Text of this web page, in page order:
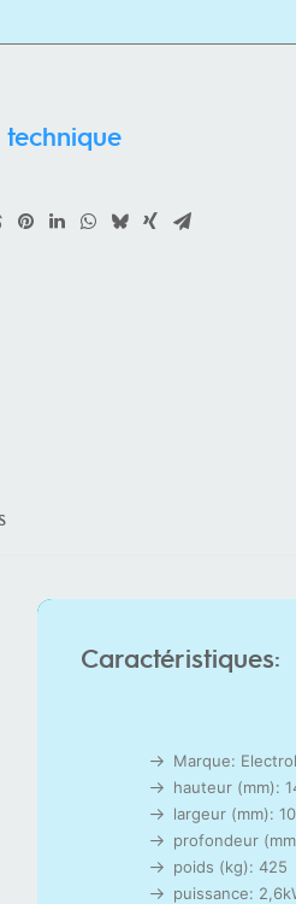
Caractéristiques:
Marque:
hauteur (mm):
largeur (mm):
profondeur
poids (kg): 425
puissance: